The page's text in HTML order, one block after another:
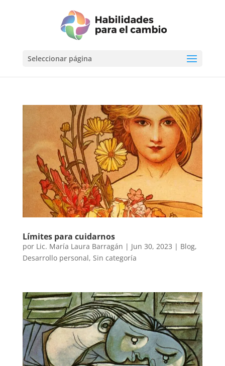
Seleccionar página
Límites para cuidarnos
por Lic. María Laura Barragán | Jun 30, 2023 | Blog,
Desarrollo personal, Sin categoría